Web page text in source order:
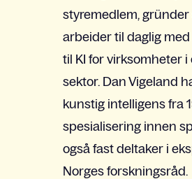
styremedlem, gründer
arbeider til daglig
til KI for virksomheter
sektor. Dan Vigeland
kunstig intelligens fra
spesialisering innen
også fast deltaker i
Norges forskningsråd.